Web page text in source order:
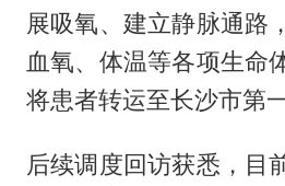
展吸氧、建立静脉通路
血氧、体温等各项生命
将患者转运至长沙市第
后续调度回访获悉，目